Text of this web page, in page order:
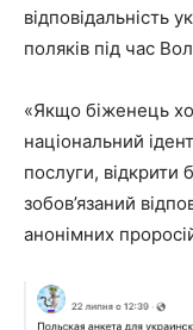
відповідальність
поляків під час
«Якщо біженець
національний
послуги, відкрити
зобов’язаний
анонімних